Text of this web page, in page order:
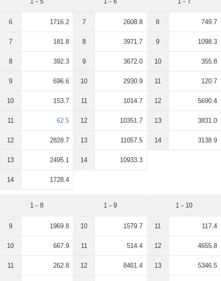
6 1716.2
7 181.8
8 392.3
9 696.6
10 153.7
11 62.5
12 2828.7
13 2495.1
14 1728.4
7 2608.8
8 3971.7
9 3672.0
10 2930.9
11 1014.7
12 10351.7
13 11057.5
14 10933.3
8 749.7
9 1098.3
10 355.8
11 120.7
12 5690.4
13 3831.0
14 3138.9
1－8
9 1969.8
10 667.9
11 262.8
1－9
10 1579.7
11 514.4
12 8461.4
1－10
11 117.4
12 4655.8
13 5346.5